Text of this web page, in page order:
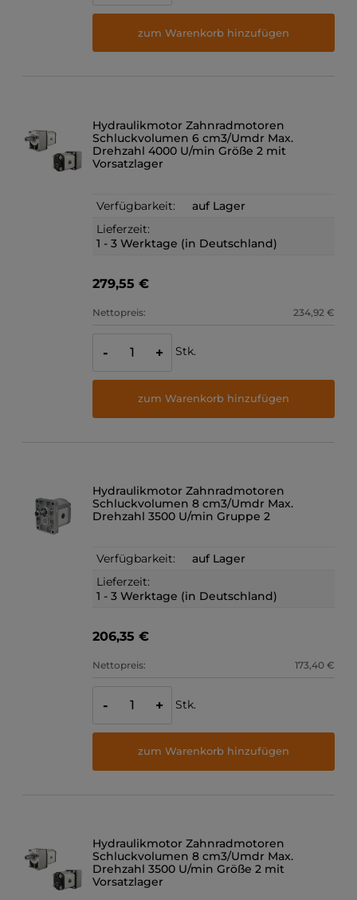
zum Warenkorb hinzufügen
Hydraulikmotor Zahnradmotoren
Schluckvolumen 6 cm3/Umdr Max.
Drehzahl 4000 U/min Größe 2 mit
Vorsatzlager
Verfügbarkeit:
auf Lager
Lieferzeit:
1 - 3 Werktage (in Deutschland)
279,55 €
Nettopreis: 234,92 €
- + Stk.
zum Warenkorb hinzufügen
Hydraulikmotor Zahnradmotoren
Schluckvolumen 8 cm3/Umdr Max.
Drehzahl 3500 U/min Gruppe 2
Verfügbarkeit:
auf Lager
Lieferzeit:
1 - 3 Werktage (in Deutschland)
206,35 €
Nettopreis: 173,40 €
- + Stk.
zum Warenkorb hinzufügen
Hydraulikmotor Zahnradmotoren
Schluckvolumen 8 cm3/Umdr Max.
Drehzahl 3500 U/min Größe 2 mit
Vorsatzlager